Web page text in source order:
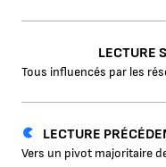
LECTURE
Vers un pivot majoritaire
LECTURE
Tous influencés par les